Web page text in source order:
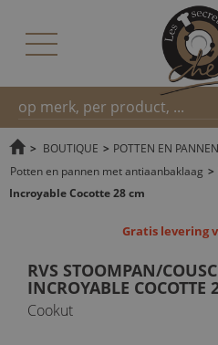
Snel
zoeken
> BOUTIQUE > POTTEN EN PANNEN
Potten en pannen met antiaanbaklaag >
Incroyable Cocotte 28 cm
Gratis levering
RVS STOOMPAN/
INCROYABLE COCOTTE
Cookut